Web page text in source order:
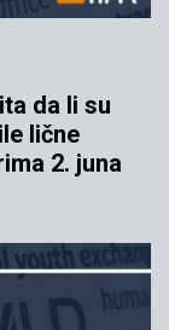
da li su
lične
2. juna